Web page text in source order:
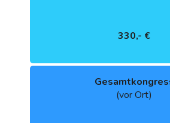
330,- €
(vor Ort)